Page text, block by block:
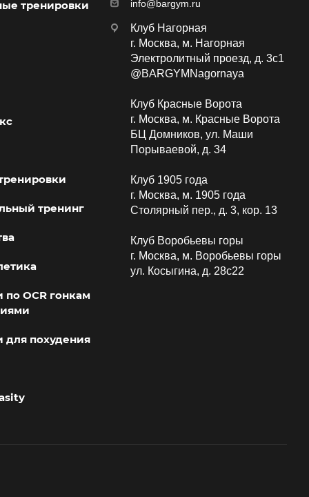
тренировки
тренинг
по OCR гонкам
для похудения
info@bargym.ru
Клуб Нагорная
г. Москва, м. Нагорная
Электролитный проезд, д. 3с1
@BARGYMNagornaya
Клуб Красные Ворота
г. Москва, м. Красные Ворота
БЦ Домников, ул. Маши
Порываевой, д. 34
Клуб 1905 года
г. Москва, м. 1905 года
Столярный пер., д. 3, кор. 13
Клуб Воробьевы горы
г. Москва, м. Воробьевы горы
ул. Косыгина, д. 28с22